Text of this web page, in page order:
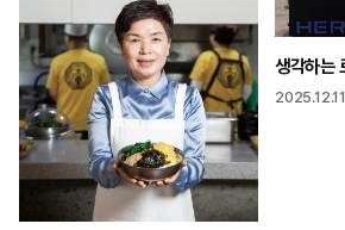
2025.12.11